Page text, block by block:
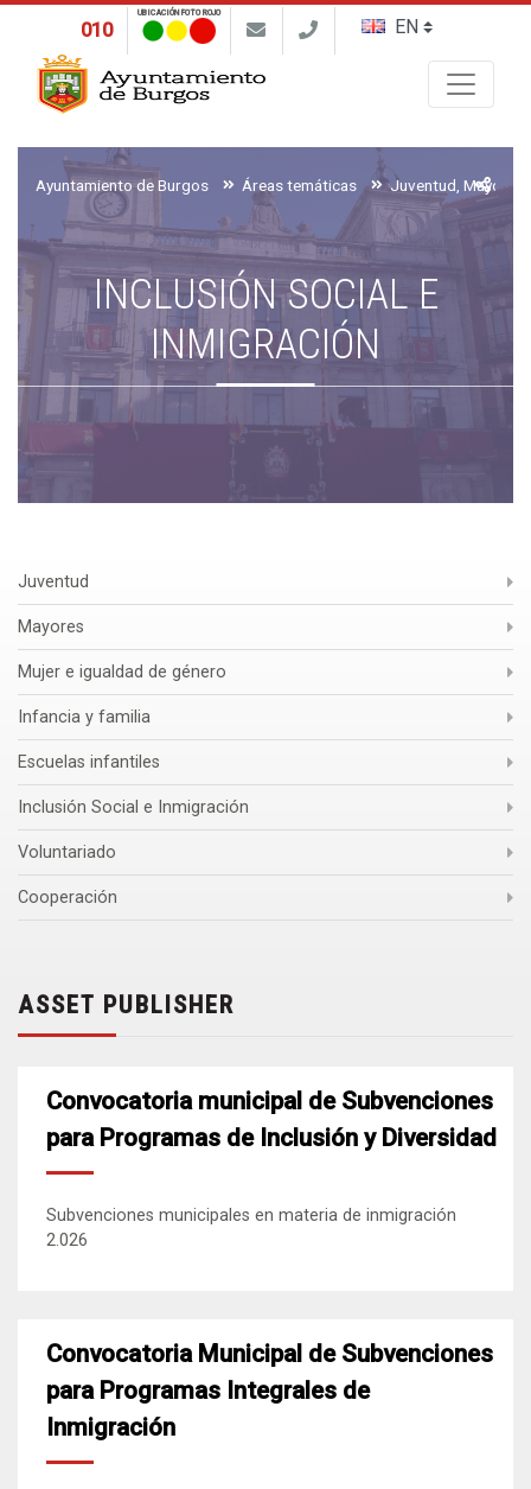
010
UBICACIÓN FOTO ROJO
Ayuntamiento de Burgos Áreas temáticas
INCLUSIÓN SOCIAL E
INMIGRACIÓN
Juventud
Mayores
Mujer e igualdad de género
Infancia y familia
Escuelas infantiles
Inclusión Social e Inmigración
Voluntariado
Cooperación
ASSET PUBLISHER
Convocatoria municipal de Subvenciones
para Programas de Inclusión y Diversidad
Subvenciones municipales en materia de inmigración
2.026
Convocatoria Municipal de Subvenciones
para Programas Integrales de
Inmigración